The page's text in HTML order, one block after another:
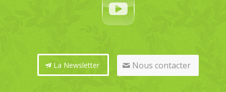
La Newsletter Nous contacter